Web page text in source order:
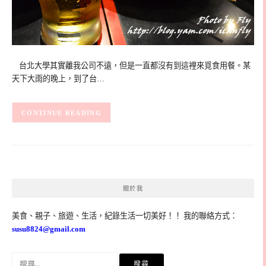
台北大學其實離我公司不遠，但是一直都沒有到這裡來覓食用餐。某
天下大雨的晚上，到了台…
CONTINUE READING
關於我
美食、親子、旅遊、生活，紀錄生活一切美好！！ 我的聯絡方式：
susu8824@gmail.com